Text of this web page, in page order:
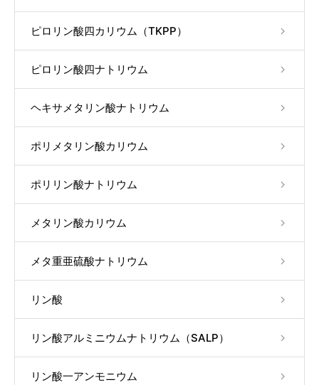
ピロリン酸四カリウム（TKPP）
ピロリン酸四ナトリウム
ヘキサメタリン酸ナトリウム
ポリメタリン酸カリウム
ポリリン酸ナトリウム
メタリン酸カリウム
メタ重亜硫酸ナトリウム
リン酸
リン酸アルミニウムナトリウム（SALP）
リン酸一アンモニウム